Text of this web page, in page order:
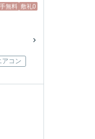
無料 敷礼0
アコン